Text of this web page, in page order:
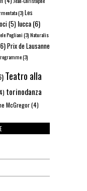
(3)Les
(5) lucca(6)
Pogliani(3)Naturalis
Prix de Lausanne
(3)
Teatro alla
torinodanza
McGregor(4)